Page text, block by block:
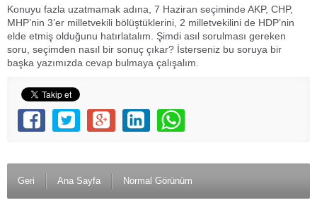
Konuyu fazla uzatmamak adına, 7 Haziran seçiminde AKP, CHP,
MHP’nin 3’er milletvekili bölüştüklerini, 2 milletvekilini de HDP’nin
elde etmiş olduğunu hatırlatalım. Şimdi asıl sorulması gereken
soru, seçimden nasıl bir sonuç çıkar? İsterseniz bu soruya bir
başka yazımızda cevap bulmaya çalışalım.
Geri Ana Sayfa Normal Görünüm